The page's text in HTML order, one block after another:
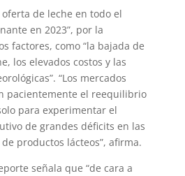
de leche en todo el
en 2023”, por la
factores, como “la bajada de
los elevados costos y las
“Los mercados
pacientemente el reequilibrio
para experimentar el
de grandes déficits en las
productos lácteos”, afirma.
señala que “de cara a